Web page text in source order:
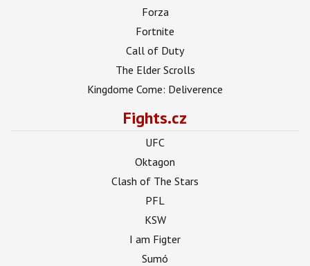
Forza
Fortnite
Call of Duty
The Elder Scrolls
Kingdome Come: Deliverence
Fights.cz
UFC
Oktagon
Clash of The Stars
PFL
KSW
I am Figter
Sumó